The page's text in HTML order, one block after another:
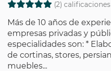
(2) calificaciones
Más de 10 años de
empresas privadas y
especialidades son: *
de cortinas, stores,
muebles...